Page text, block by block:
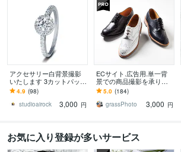
アクセサリー白背景撮影
いたします 3カットパック
料金となります。
4.9 (98)
studioairock
3,000 円
ECサイト.広告用.単一背
景での商品撮影を承りま
す 商品をより良く見せる
ライティングを心掛けて
います。
5.0 (184)
grassPhoto
3,000 円
お気に入り登録が多いサービス